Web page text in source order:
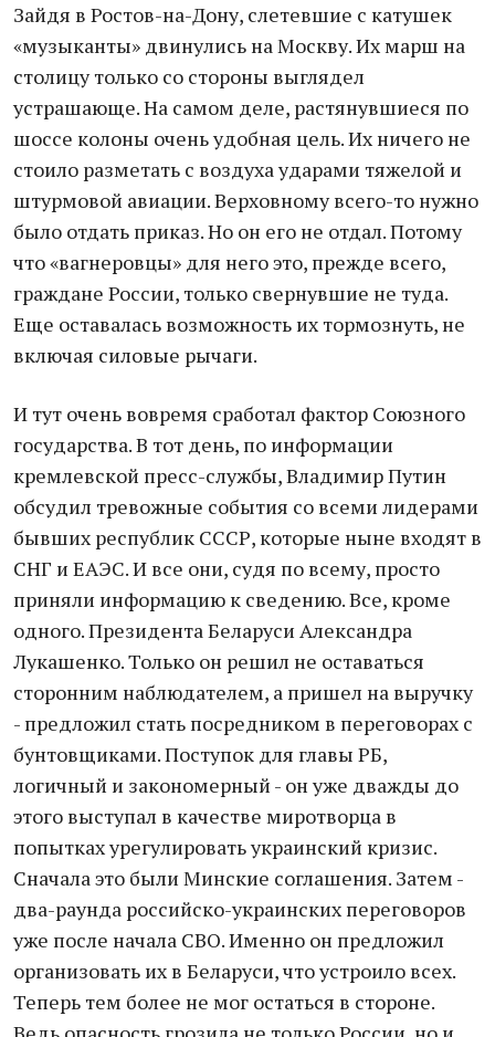
Зайдя в Ростов-на-Дону, слетевшие с катушек
«музыканты» двинулись на Москву. Их марш на
столицу только со стороны выглядел
устрашающе. На самом деле, растянувшиеся по
шоссе колоны очень удобная цель. Их ничего не
стоило разметать с воздуха ударами тяжелой и
штурмовой авиации. Верховному всего-то нужно
было отдать приказ. Но он его не отдал. Потому
что «вагнеровцы» для него это, прежде всего,
граждане России, только свернувшие не туда.
Еще оставалась возможность их тормознуть, не
включая силовые рычаги.
И тут очень вовремя сработал фактор Союзного
государства. В тот день, по информации
кремлевской пресс-службы, Владимир Путин
обсудил тревожные события со всеми лидерами
бывших республик СССР, которые ныне входят в
СНГ и ЕАЭС. И все они, судя по всему, просто
приняли информацию к сведению. Все, кроме
одного. Президента Беларуси Александра
Лукашенко. Только он решил не оставаться
сторонним наблюдателем, а пришел на выручку
- предложил стать посредником в переговорах с
бунтовщиками. Поступок для главы РБ,
логичный и закономерный - он уже дважды до
этого выступал в качестве миротворца в
попытках урегулировать украинский кризис.
Сначала это были Минские соглашения. Затем -
два-раунда российско-украинских переговоров
уже после начала СВО. Именно он предложил
организовать их в Беларуси, что устроило всех.
Теперь тем более не мог остаться в стороне.